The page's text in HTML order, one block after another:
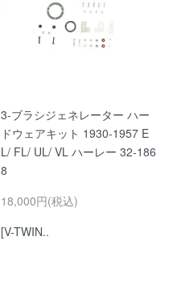
3-ブラシジェネレーター ハー
ドウェアキット 1930-1957 E
L/ FL/ UL/ VL ハーレー 32-186
8
18,000円(税込)
[V-TWIN..